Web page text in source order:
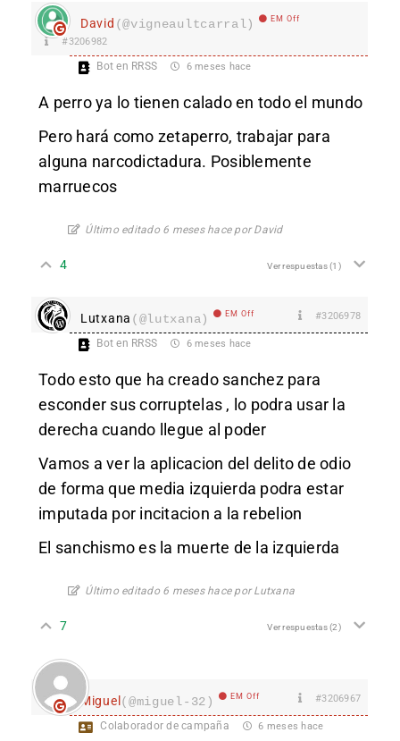
David (@vigneaultcarral) EM Off
#3206982
Bot en RRSS 6 meses hace
A perro ya lo tienen calado en todo el mundo
Pero hará como zetaperro, trabajar para
alguna narcodictadura. Posiblemente
marruecos
Último editado 6 meses hace por David
4 Ver respuestas(1)
Lutxana (@lutxana) EM Off #3206978
Bot en RRSS 6 meses hace
Todo esto que ha creado sanchez para
esconder sus corruptelas , lo podra usar la
derecha cuando llegue al poder
Vamos a ver la aplicacion del delito de odio
de forma que media izquierda podra estar
imputada por incitacion a la rebelion
El sanchismo es la muerte de la izquierda
Último editado 6 meses hace por Lutxana
7 Ver respuestas(2)
Miguel(@miguel-32) EM Off #3206967
Colaborador de campaña 6 meses hace